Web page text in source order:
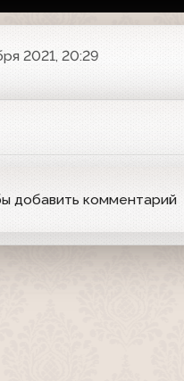
2021, 20:29
добавить комментарий